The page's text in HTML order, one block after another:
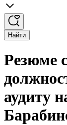
Найти
Резюме
аудиту